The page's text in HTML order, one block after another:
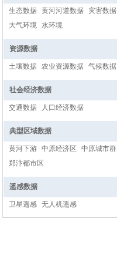
生态数据 黄河河道数据
灾害数据
大气环境 水环境
资源数据
土壤数据 农业资源数据 气候数据
社会经济数据
交通数据 人口经济数据
典型区域数据
黄河下游 中原经济区
中原城市群
郑汴都市区
遥感数据
卫星遥感 无人机遥感